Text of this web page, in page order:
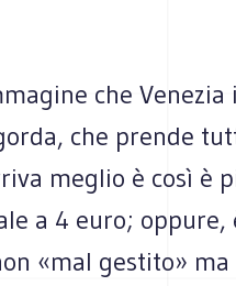
che Venezia
che prende
meglio è così è
a 4 euro; oppure,
«mal gestito» ma